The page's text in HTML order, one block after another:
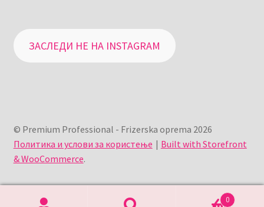
ЗАСЛЕДИ НЕ НА INSTAGRAM
© Premium Professional - Frizerska oprema 2026
Политика и услови за користење
Built with Storefront
& WooCommerce.
0